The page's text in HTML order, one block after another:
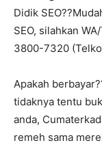
Didik
SEO, silahkan
3800-7320
Apakah
tidaknya tentu
anda,
remeh sama